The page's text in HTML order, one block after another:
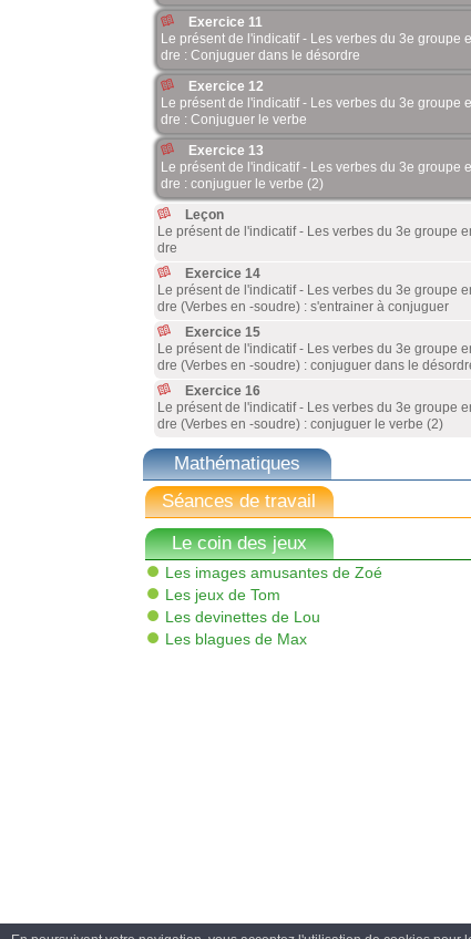
Exercice 11
Le présent de l'indicatif - Les verbes du 3e groupe
dre : Conjuguer dans le désordre
Exercice 12
Le présent de l'indicatif - Les verbes du 3e groupe
dre : Conjuguer le verbe
Exercice 13
Le présent de l'indicatif - Les verbes du 3e groupe
dre : conjuguer le verbe (2)
Leçon
Le présent de l'indicatif - Les verbes du 3e groupe
dre
Exercice 14
Le présent de l'indicatif - Les verbes du 3e groupe
dre (Verbes en -soudre) : s'entrainer à conjuguer
Exercice 15
Le présent de l'indicatif - Les verbes du 3e groupe
dre (Verbes en -soudre) : conjuguer dans le
Exercice 16
Le présent de l'indicatif - Les verbes du 3e groupe
dre (Verbes en -soudre) : conjuguer le verbe (2)
Mathématiques
Séances de travail
Le coin des jeux
Les images amusantes de Zoé
Les jeux de Tom
Les devinettes de Lou
Les blagues de Max